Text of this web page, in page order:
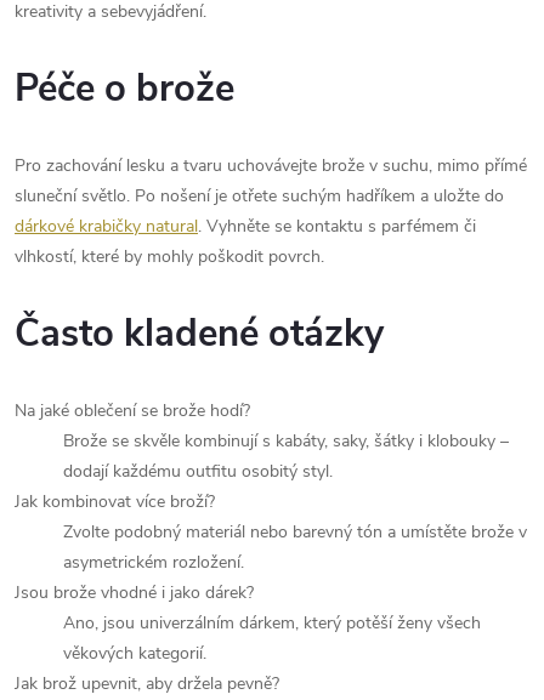
kreativity a sebevyjádření.
Péče o brože
Pro zachování lesku a tvaru uchovávejte brože v suchu, mimo přímé
sluneční světlo. Po nošení je otřete suchým hadříkem a uložte do
dárkové krabičky natural. Vyhněte se kontaktu s parfémem či
vlhkostí, které by mohly poškodit povrch.
Často kladené otázky
Na jaké oblečení se brože hodí?
Brože se skvěle kombinují s kabáty, saky, šátky i klobouky –
dodají každému outfitu osobitý styl.
Jak kombinovat více broží?
Zvolte podobný materiál nebo barevný tón a umístěte brože v
asymetrickém rozložení.
Jsou brože vhodné i jako dárek?
Ano, jsou univerzálním dárkem, který potěší ženy všech
věkových kategorií.
Jak brož upevnit, aby držela pevně?